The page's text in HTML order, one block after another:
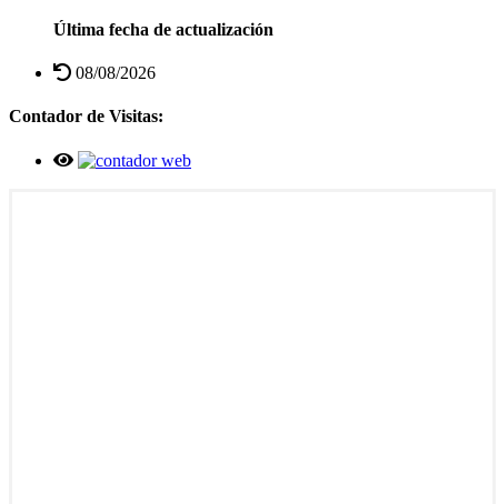
Última fecha de actualización
08/08/2026
Contador de Visitas: